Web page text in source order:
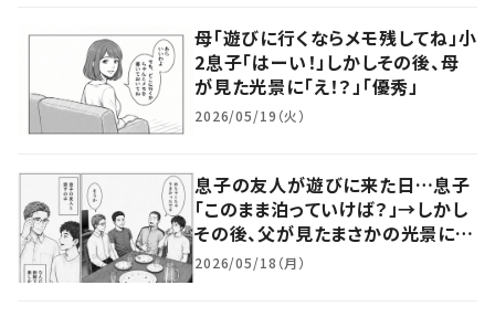
母「遊びに行くならメモ残してね」小
2息子「はーい！」しかしその後、母
が見た光景に「え！？」「優秀」
2026/05/19（火）
息子の友人が遊びに来た日…息子
「このまま泊っていけば？」→しかし
その後、父が見たまさかの光景に
「感心」「良い友達！」
2026/05/18（月）